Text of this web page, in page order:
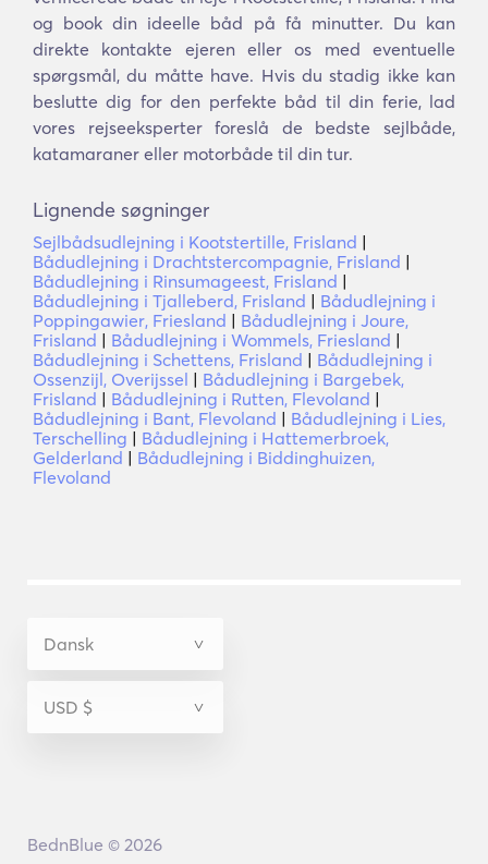
og book din ideelle båd på få minutter. Du kan
direkte kontakte ejeren eller os med eventuelle
spørgsmål, du måtte have. Hvis du stadig ikke kan
beslutte dig for den perfekte båd til din ferie, lad
vores rejseeksperter foreslå de bedste sejlbåde,
katamaraner eller motorbåde til din tur.
Lignende søgninger
Sejlbådsudlejning i Kootstertille, Frisland |
Bådudlejning i Drachtstercompagnie, Frisland |
Bådudlejning i Rinsumageest, Frisland |
Bådudlejning i Tjalleberd, Frisland | Bådudlejning i
Poppingawier, Friesland | Bådudlejning i Joure,
Frisland | Bådudlejning i Wommels, Friesland |
Bådudlejning i Schettens, Frisland | Bådudlejning i
Ossenzijl, Overijssel | Bådudlejning i Bargebek,
Frisland | Bådudlejning i Rutten, Flevoland |
Bådudlejning i Bant, Flevoland | Bådudlejning i Lies,
Terschelling | Bådudlejning i Hattemerbroek,
Gelderland | Bådudlejning i Biddinghuizen,
Flevoland
BednBlue © 2026